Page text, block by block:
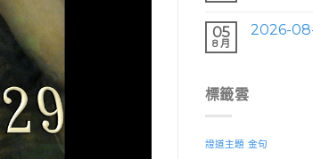
05
8 月
2026-
標籤雲
證道主題 金句